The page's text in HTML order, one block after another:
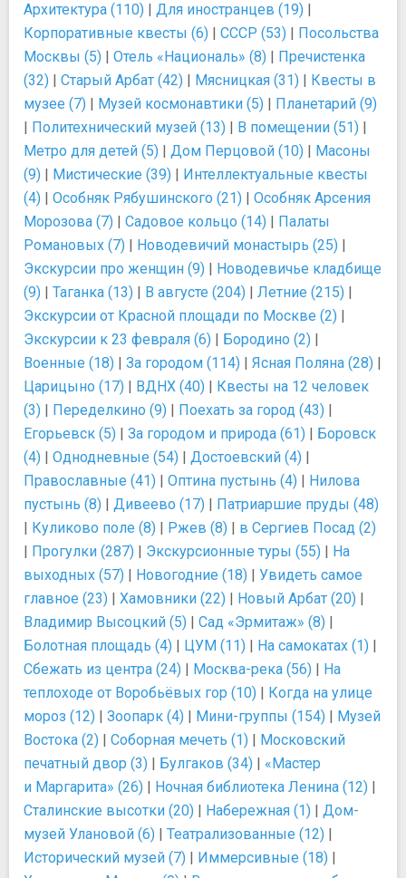
Архитектура (110) | Для иностранцев (19) |
Корпоративные квесты (6) | СССР (53) | Посольства
Москвы (5) | Отель «Националь» (8) | Пречистенка
(32) | Старый Арбат (42) | Мясницкая (31) | Квесты в
музее (7) | Музей космонавтики (5) | Планетарий (9)
| Политехнический музей (13) | В помещении (51) |
Метро для детей (5) | Дом Перцовой (10) | Масоны
(9) | Мистические (39) | Интеллектуальные квесты
(4) | Особняк Рябушинского (21) | Особняк Арсения
Морозова (7) | Садовое кольцо (14) | Палаты
Романовых (7) | Новодевичий монастырь (25) |
Экскурсии про женщин (9) | Новодевичье кладбище
(9) | Таганка (13) | В августе (204) | Летние (215) |
Экскурсии от Красной площади по Москве (2) |
Экскурсии к 23 февраля (6) | Бородино (2) |
Военные (18) | За городом (114) | Ясная Поляна (28) |
Царицыно (17) | ВДНХ (40) | Квесты на 12 человек
(3) | Переделкино (9) | Поехать за город (43) |
Егорьевск (5) | За городом и природа (61) | Боровск
(4) | Однодневные (54) | Достоевский (4) |
Православные (41) | Оптина пустынь (4) | Нилова
пустынь (8) | Дивеево (17) | Патриаршие пруды (48)
| Куликово поле (8) | Ржев (8) | в Сергиев Посад (2)
| Прогулки (287) | Экскурсионные туры (55) | На
выходных (57) | Новогодние (18) | Увидеть самое
главное (23) | Хамовники (22) | Новый Арбат (20) |
Владимир Высоцкий (5) | Сад «Эрмитаж» (8) |
Болотная площадь (4) | ЦУМ (11) | На самокатах (1) |
Сбежать из центра (24) | Москва-река (56) | На
теплоходе от Воробьёвых гор (10) | Когда на улице
мороз (12) | Зоопарк (4) | Мини-группы (154) | Музей
Востока (2) | Соборная мечеть (1) | Московский
печатный двор (3) | Булгаков (34) | «Мастер
и Маргарита» (26) | Ночная библиотека Ленина (12) |
Сталинские высотки (20) | Набережная (1) | Дом-
музей Улановой (6) | Театрализованные (12) |
Исторический музей (7) | Иммерсивные (18) |